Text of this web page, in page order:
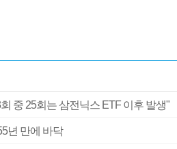
중 25회는 삼전닉스 ETF 이후 발생"
년 만에 바닥